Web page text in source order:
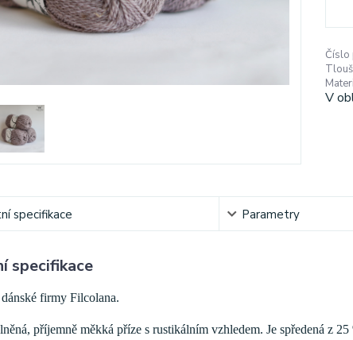
Číslo
V
specifikace Parametry
specifikace
firmy Filcolana.
příjemně měkká příze s rustikálním vzhledem. Je spředená z